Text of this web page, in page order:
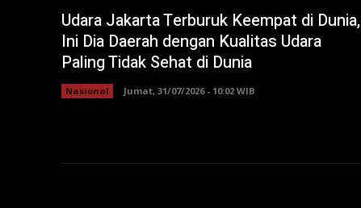
Udara Jakarta Terburuk Keempat di Dunia,
Ini Dia Daerah dengan Kualitas Udara
Paling Tidak Sehat di Dunia
Nasional Jumat, 31/07/2026 - 10:02 WIB